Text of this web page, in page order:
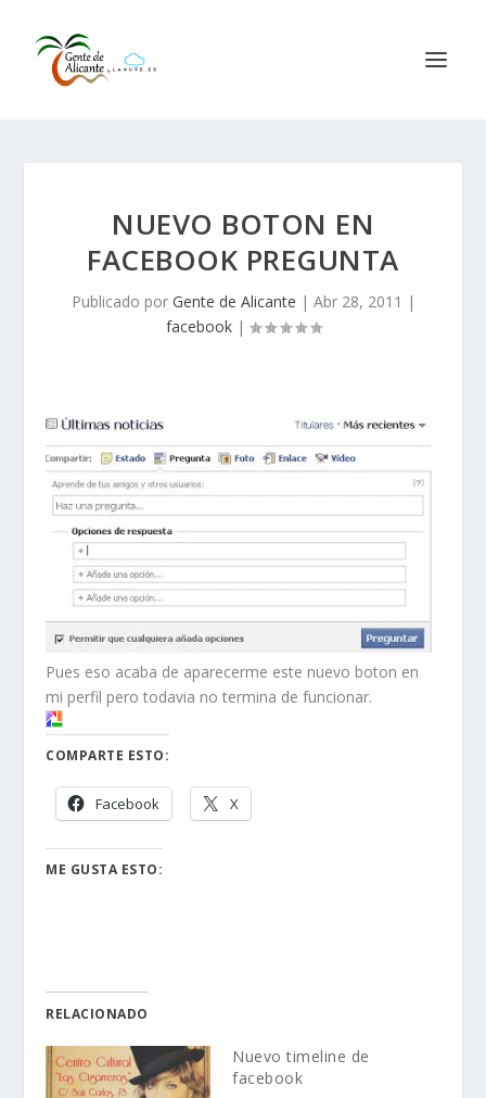
NUEVO BOTON EN
FACEBOOK PREGUNTA
Publicado por Gente de Alicante | Abr 28, 2011 |
facebook|
Pues eso acaba de aparecerme este nuevo boton en
mi perfil pero todavia no termina de funcionar.
COMPARTE ESTO:
Facebook X
ME GUSTA ESTO:
RELACIONADO
Nuevo timeline de
facebook